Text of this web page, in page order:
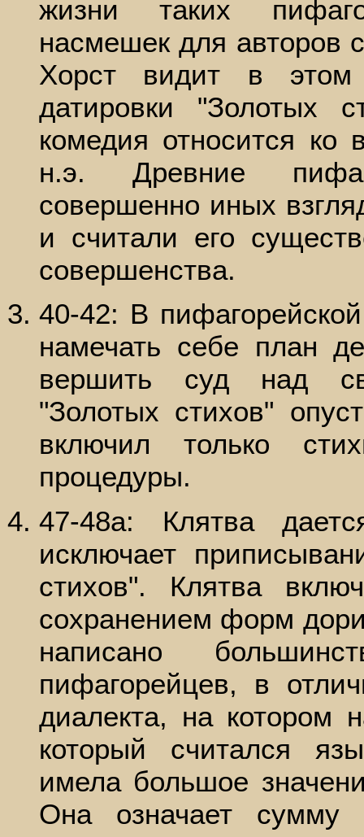
жизни таких
насмешек для авторов
Хорст видит в
датировки "Золотых
комедия относится ко
н.э. Древние
совершенно иных
и считали его
совершенства.
40-42: В
намечать себе план
вершить суд над
"Золотых стихов"
включил только
процедуры.
47-48а: Клятва
исключает
стихов". Клятва
сохранением форм
написано
пифагорейцев, в
диалекта, на котором
который считался
имела большое
Она означает сумму